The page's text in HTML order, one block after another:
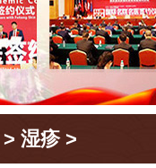
湿疹>